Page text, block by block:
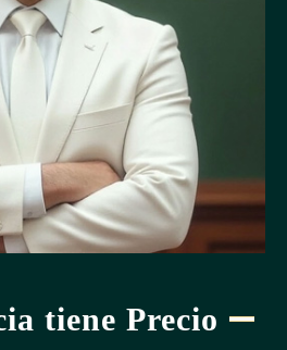
tiene Precio